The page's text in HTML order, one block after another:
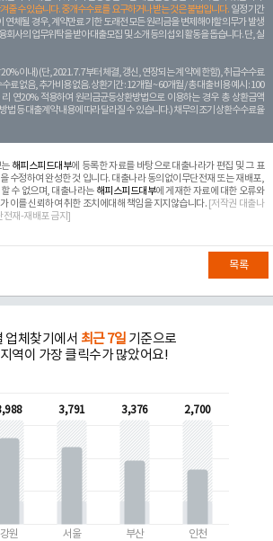
줄 수 있습니다. 중개수수료를 요구하거나 받는 것은 불법입니다. 일정 기간
연체될 경우, 계약만료 기한 도래전 모든 원리금을 변제해야할 의무가 발생
회사의 업무위탁을 받아 대출모집 및 소개 등의 섭외 활동을 돕습니다. 단, 실
이내) (단, 2021. 7. 7부터 체결, 갱신, 연장되는 계 약에 한함), 취급수수료
료 없음, 추가비용 없음. 상환기간 : 12개월 ~ 60개월 / 총 대출 비용 예시 : 100
연20% 적용하여 원리금균등상환방법으로 이용하는 경우 총 상환금액
법 등 대출계약 내용에 따라 달라질 수 있습니다.) 채무의 조기 상환수수료율
는 해피스피드대부에 등록한 자료를 바탕으로 대출나라가 편집 및 그 표
수정하여 완성한 것 입니다. 대출나라 동의없이무단전재 또는 재배포,
수 없으며, 대출나라는 해피스피드대부에 게재한 자료에 대한 오류와
이를 신뢰하여 취한 조치에대해 책임을 지지않습니다. [저작권 대출나
전재-재배포 금지]
목록
업체찾기에서 최근 7일 기준으로
지역이 가장 클릭수가 많았어요!
강원
3,791
서울
3,376
부산
2,700
인천